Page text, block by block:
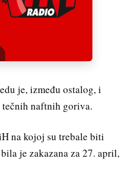
je, između ostalog, i
naftnih goriva.
na kojoj su trebale biti
je zakazana za 27. april,